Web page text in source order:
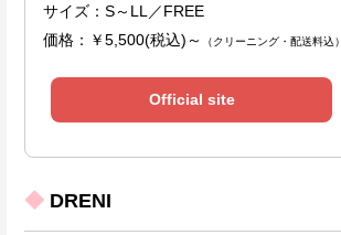
サイズ：S～LL／FREE
価格：￥5,500(税込)～
（クリーニング・配送料込）
Official site
◆ DRENI